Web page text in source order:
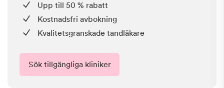
Upp till 50 % rabatt
Kostnadsfri avbokning
Kvalitetsgranskade tandläkare
Sök tillgängliga kliniker